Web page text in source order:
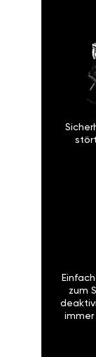
zum
immer